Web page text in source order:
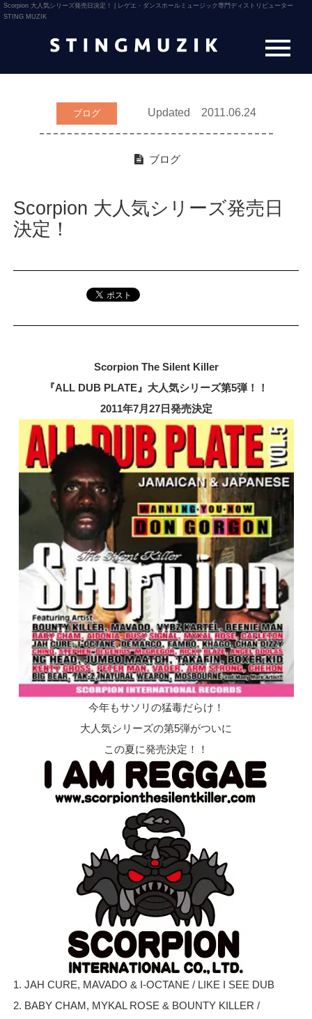
Scorpion 大人気シリーズ発売日決定！ | レゲエ・ダンスホールミュージック専門ディストリビューター
STING MUZIK
ブログ Updated 2011.06.24
ブログ
Scorpion 大人気シリーズ発売日
決定！
Scorpion The Silent Killer
『ALL DUB PLATE』大人気シリーズ第5弾！！
2011年7月27日発売決定
今年もサソリの猛毒だらけ！
大人気シリーズの第5弾がついに
この夏に発売決定！！
1. JAH CURE, MAVADO & I-OCTANE / LIKE I SEE DUB
2. BABY CHAM, MYKAL ROSE & BOUNTY KILLER /